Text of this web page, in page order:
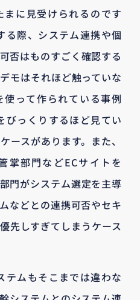
に見受けられるのです
る際、システム連携や個
否はものすごく確認する
モはそれほど触っていな
って作られている事例
びっくりするほど見てい
ースがあります。また、
掌部門などECサイトを
門がシステム選定を主導
などとの連携可否やセキ
先しすぎてしまうケース
テムもそこまでは違わな